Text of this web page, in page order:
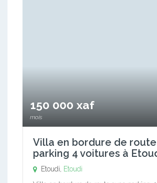
150 000 xaf
mois
Villa en bordure de
parking 4 voitures à
Etoudi,
Etoudi